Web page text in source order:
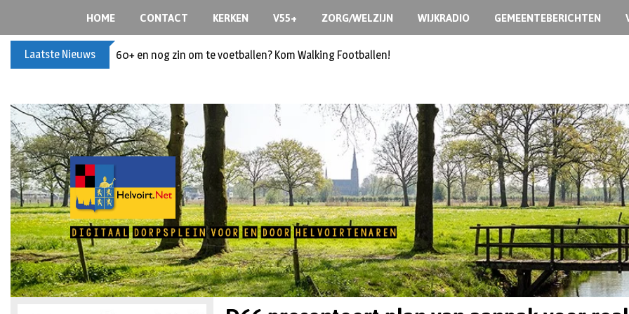
HOME CONTACT KERKEN V55+ ZORG/WELZIJN WIJKRADIO GEMEENTEBERICHTEN
Laatste Nieuws 60+ en nog zin om te voetballen? Kom Walking Footballen!